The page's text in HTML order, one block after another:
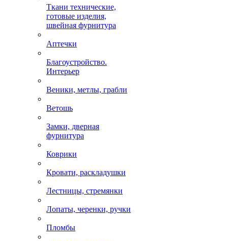
Ткани технические,
готовые изделия,
швейная фурнитура
Аптечки
Благоустройство.
Интерьер
Веники, метлы, грабли
Ветошь
Замки, дверная
фурнитура
Коврики
Кровати, раскладушки
Лестницы, стремянки
Лопаты, черенки, ручки
Пломбы